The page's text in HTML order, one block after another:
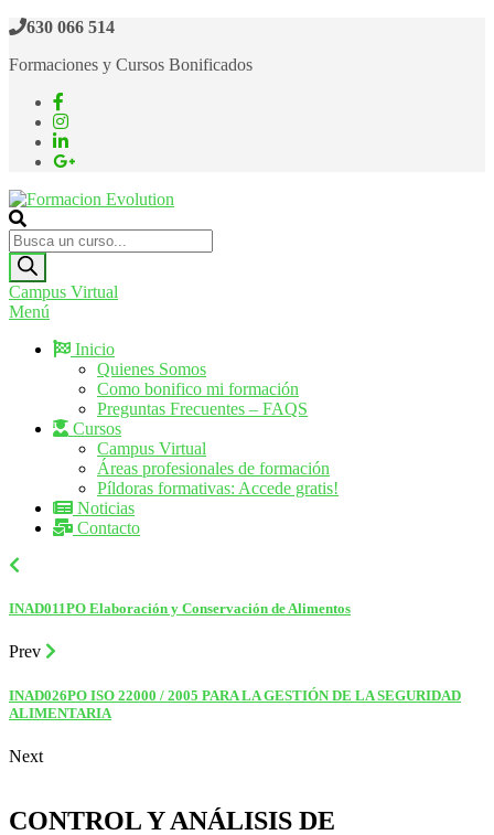
Saltar
contenido
630 066 514
Formaciones y Cursos Bonificados
Formacion Evolution
Cursos de formación continua
Búsqueda
de
productos
Campus Virtual
Menú
Inicio
Quienes Somos
Como bonifico mi formación
Preguntas Frecuentes – FAQS
Cursos
Campus Virtual
Áreas profesionales de formación
Píldoras formativas: Accede gratis!
Noticias
Contacto
INAD011PO Elaboración y Conservación de Alimentos
Prev
INAD026PO ISO 22000 / 2005 PARA LA GESTIÓN DE LA SEGURIDAD
ALIMENTARIA
Next
CONTROL Y ANÁLISIS DE